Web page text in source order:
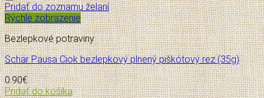
Pridať do zoznamu želaní
Rýchle zobrazenie
Bezlepkové potraviny
Schär Pausa Ciok bezlepkový plnený piškótový rez (35g)
0.90€
Pridať do košíka